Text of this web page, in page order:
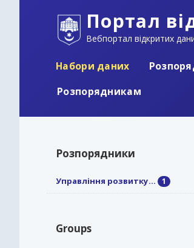
Портал
Вебпортал відкритих
Набори даних
Розпорядникам
Розпорядники
Управління розвитку... 1
Groups